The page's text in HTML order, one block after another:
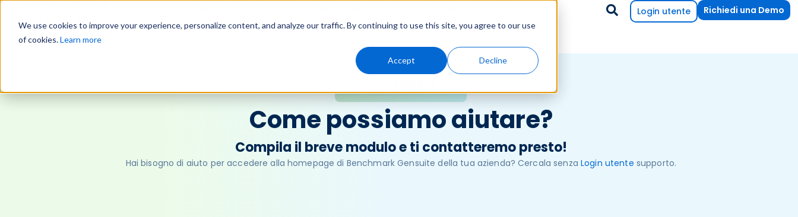
We use cookies to improve your experience, personalize content, and analyze our traffic. By continuing to use this site, you agree to our use
of cookies.Learn more
Accept Decline
Login utente Richiedi una Demo
Come possiamo aiutare?
Compila il breve modulo e ti contatteremo presto!
Hai bisogno di aiuto per accedere alla homepage di Benchmark Gensuite della tua azienda? Cercala senzaLogin utente supporto.